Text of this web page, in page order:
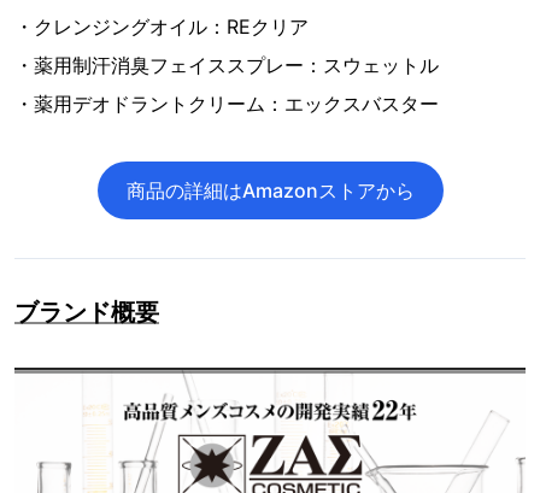
・クレンジングオイル：REクリア
・薬用制汗消臭フェイススプレー：スウェットル
・薬用デオドラントクリーム：エックスバスター
商品の詳細はAmazonストアから
ブランド概要